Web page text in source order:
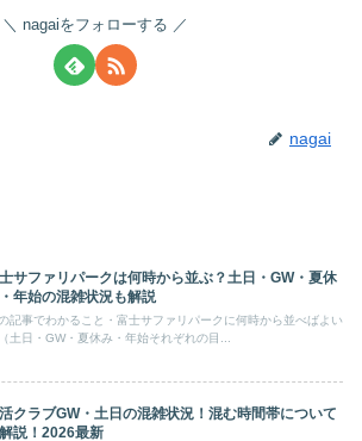
nagaiをフォローする
nagai
サファリパークは何時から並ぶ？土日・GW・夏休
年始の混雑状況も解説
記事でわかること・富士サファリパークに何時から並べばよい
土日・GW・夏休み・年始それぞれの目...
クラブGW・土日の混雑状況！混む時間帯について
説！2026最新